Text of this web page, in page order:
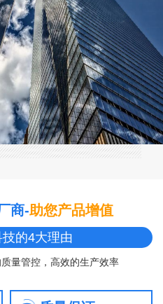
商-助您产品增值
的4大理由
量管控，高效的生产效率